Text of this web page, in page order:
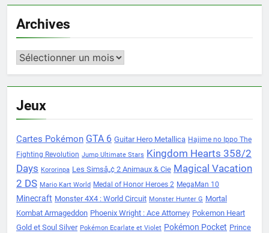
Archives
Archives
Jeux
Cartes Pokémon GTA 6 Guitar Hero Metallica Hajime no Ippo The
Fighting Revolution Jump Ultimate Stars Kingdom Hearts 358/2
Days Kororinpa Les Simsâ„¢ 2 Animaux & Cie Magical Vacation
2 DS Mario Kart World Medal of Honor Heroes 2 MegaMan 10
Minecraft Monster 4X4 : World Circuit Monster Hunter G Mortal
Kombat Armageddon Phoenix Wright : Ace Attorney Pokemon Heart
Gold et Soul Silver Pokémon Ecarlate et Violet Pokémon Pocket Prince